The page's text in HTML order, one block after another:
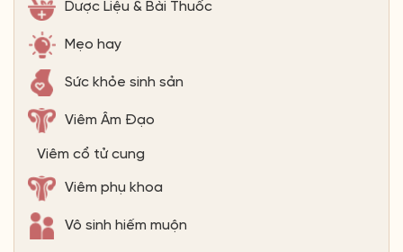
Dược Liệu & Bài Thuốc
Mẹo hay
Sức khỏe sinh sản
Viêm Âm Đạo
Viêm cổ tử cung
Viêm phụ khoa
Vô sinh hiếm muộn